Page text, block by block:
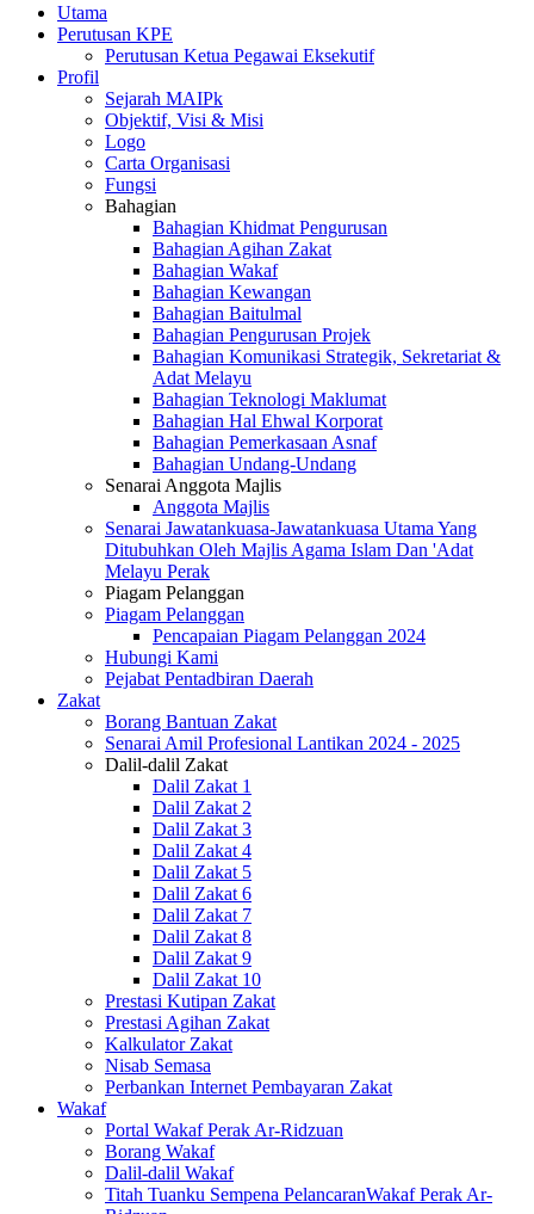
Utama
Perutusan KPE
Perutusan Ketua Pegawai Eksekutif
Profil
Sejarah MAIPk
Objektif, Visi & Misi
Logo
Carta Organisasi
Fungsi
Bahagian
Bahagian Khidmat Pengurusan
Bahagian Agihan Zakat
Bahagian Wakaf
Bahagian Kewangan
Bahagian Baitulmal
Bahagian Pengurusan Projek
Bahagian Komunikasi Strategik, Sekretariat &
Adat Melayu
Bahagian Teknologi Maklumat
Bahagian Hal Ehwal Korporat
Bahagian Pemerkasaan Asnaf
Bahagian Undang-Undang
Senarai Anggota Majlis
Anggota Majlis
Senarai Jawatankuasa-Jawatankuasa Utama Yang
Ditubuhkan Oleh Majlis Agama Islam Dan 'Adat
Melayu Perak
Piagam Pelanggan
Piagam Pelanggan
Pencapaian Piagam Pelanggan 2024
Hubungi Kami
Pejabat Pentadbiran Daerah
Zakat
Borang Bantuan Zakat
Senarai Amil Profesional Lantikan 2024 - 2025
Dalil-dalil Zakat
Dalil Zakat 1
Dalil Zakat 2
Dalil Zakat 3
Dalil Zakat 4
Dalil Zakat 5
Dalil Zakat 6
Dalil Zakat 7
Dalil Zakat 8
Dalil Zakat 9
Dalil Zakat 10
Prestasi Kutipan Zakat
Prestasi Agihan Zakat
Kalkulator Zakat
Nisab Semasa
Perbankan Internet Pembayaran Zakat
Wakaf
Portal Wakaf Perak Ar-Ridzuan
Borang Wakaf
Dalil-dalil Wakaf
Titah Tuanku Sempena PelancaranWakaf Perak Ar-